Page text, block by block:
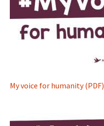
My voice for humanity (PDF)